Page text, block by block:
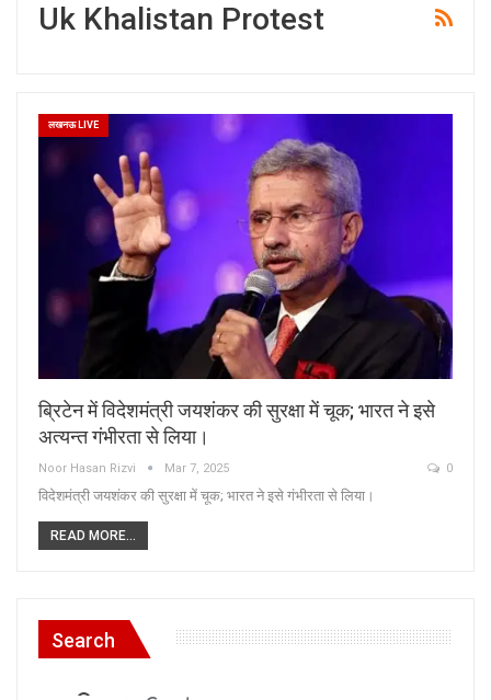
Uk Khalistan Protest
लखनऊ LIVE
ब्रिटेन में विदेशमंत्री जयशंकर की सुरक्षा में चूक; भारत ने इसे
अत्यन्त गंभीरता से लिया।
Noor Hasan Rizvi Mar 7, 2025 0
विदेशमंत्री जयशंकर की सुरक्षा में चूक; भारत ने इसे गंभीरता से लिया।
READ MORE...
Search